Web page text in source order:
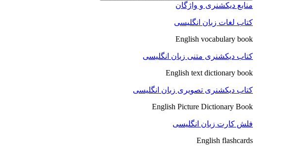
منابع دیکشنری و واژگان
کتاب لغات زبان انگلیسی
English vocabulary book
کتاب دیکشنری متنی زبان انگلیسی
English text dictionary book
کتاب دیکشنری تصویری زبان انگلیسی
English Picture Dictionary Book
فلش کارت زبان انگلیسی
English flashcards